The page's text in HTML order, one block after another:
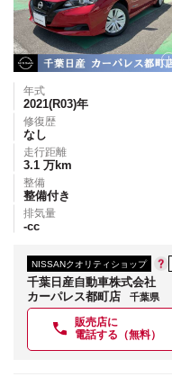
年式
2021(R03)年
修復歴
なし
走行距離
3.1 万km
整備
整備付き
排気量
-cc
NISSANクオリティショップ
千葉日産自動車株式会社
カーパレス都町店
千葉県
販売店に
電話する（無料）